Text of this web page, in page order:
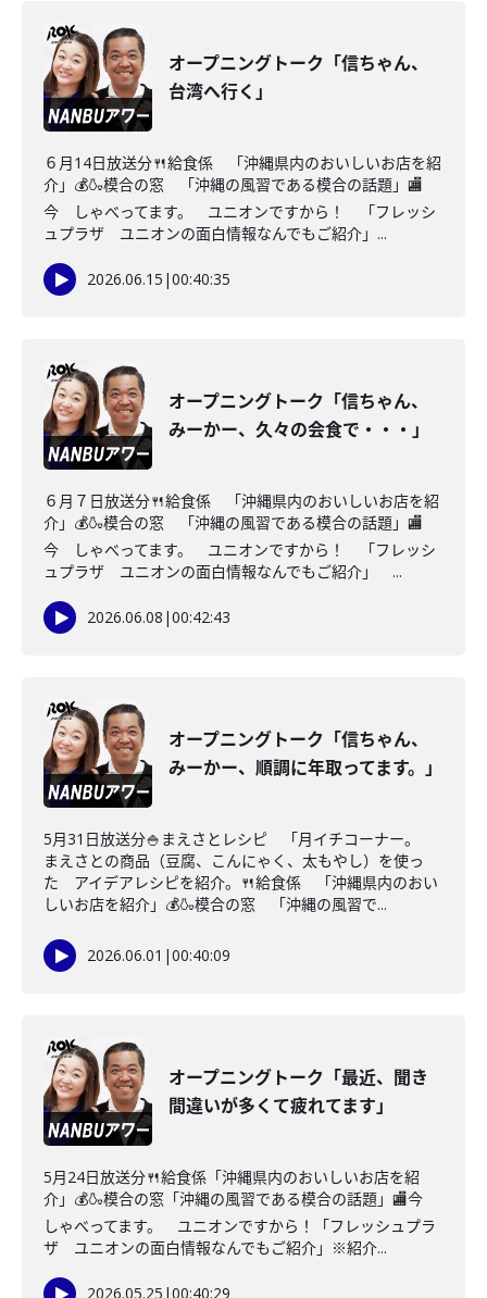
オープニングトーク「信ちゃん、
台湾へ行く」
６月14日放送分🍴給食係 「沖縄県内のおいしいお店を紹
介」💰🍶模合の窓 「沖縄の風習である模合の話題」🏬
今 しゃべってます。 ユニオンですから！ 「フレッシ
ュプラザ ユニオンの面白情報なんでもご紹介」...
2026.06.15 |00:40:35
オープニングトーク「信ちゃん、
みーかー、久々の会食で・・・」
６月７日放送分🍴給食係 「沖縄県内のおいしいお店を紹
介」💰🍶模合の窓 「沖縄の風習である模合の話題」🏬
今 しゃべってます。 ユニオンですから！ 「フレッシ
ュプラザ ユニオンの面白情報なんでもご紹介」 ...
2026.06.08 |00:42:43
オープニングトーク「信ちゃん、
みーかー、順調に年取ってます。」
5月31日放送分🍚まえさとレシピ 「月イチコーナー。
まえさとの商品（豆腐、こんにゃく、太もやし）を使っ
た アイデアレシピを紹介。🍴給食係 「沖縄県内のおい
しいお店を紹介」💰🍶模合の窓 「沖縄の風習で...
2026.06.01 |00:40:09
オープニングトーク「最近、聞き
間違いが多くて疲れてます」
5月24日放送分🍴給食係「沖縄県内のおいしいお店を紹
介」💰🍶模合の窓「沖縄の風習である模合の話題」🏬今
しゃべってます。 ユニオンですから！「フレッシュプラ
ザ ユニオンの面白情報なんでもご紹介」※紹介...
2026.05.25 |00:40:29